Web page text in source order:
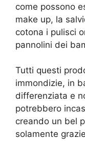
come possono
make up, la
cotona i pulisci
pannolini dei
Tutti questi
immondizie, in
differenziata e
potrebbero
creando un bel
solamente